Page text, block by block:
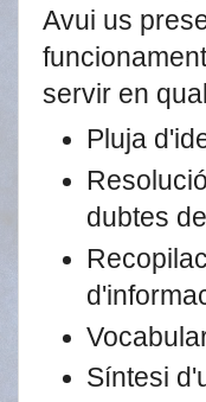
Avui us
servir en
Pluja
dubtes
Síntesi